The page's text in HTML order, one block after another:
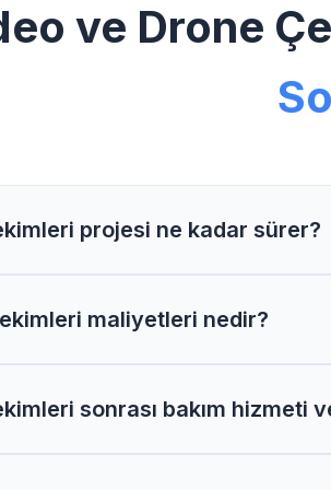
ve Drone
projesi ne kadar sürer?
Çekimleri projelerimiz proje
maliyetleri nedir?
Çekimleri maliyetleri proje
sonrası bakım hizmeti